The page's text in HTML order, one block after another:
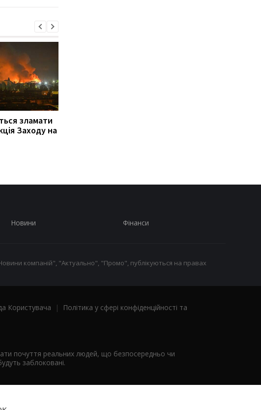
зламати
Заходу на
Новини Фінанси
компаній", "Актуально", "Промо", публікуються на правах
Користувача |
Політика у сфері конфіденційності та
почуття реальних людей, що безпосередньо чи
заблоковані.